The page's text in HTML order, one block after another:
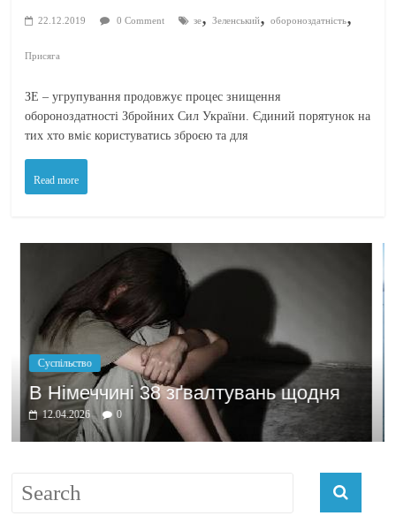
22.12.2019 0 Comment зе,Зеленський,обороноздатність,
Присяга
ЗЕ – угрупування продовжує процес знищення
обороноздатності Збройних Сил України. Єдиний порятунок на
тих хто вміє користуватись зброєю та для
Read more
щодня
Політика
Бажання заробити
домовлятись
03.04.2026